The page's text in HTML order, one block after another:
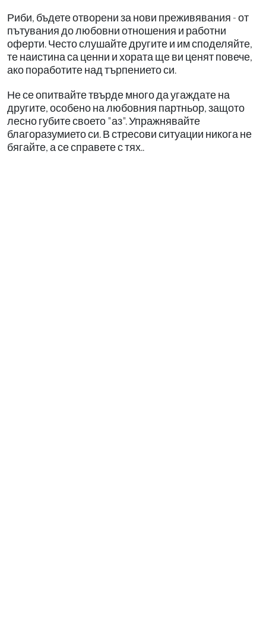
Риби, бъдете отворени за нови преживявания - от
пътувания до любовни отношения и работни
оферти. Често слушайте другите и им споделяйте,
те наистина са ценни и хората ще ви ценят повече,
ако поработите над търпението си.
Не се опитвайте твърде много да угаждате на
другите, особено на любовния партньор, защото
лесно губите своето "аз". Упражнявайте
благоразумието си. В стресови ситуации никога не
бягайте, а се справете с тях..